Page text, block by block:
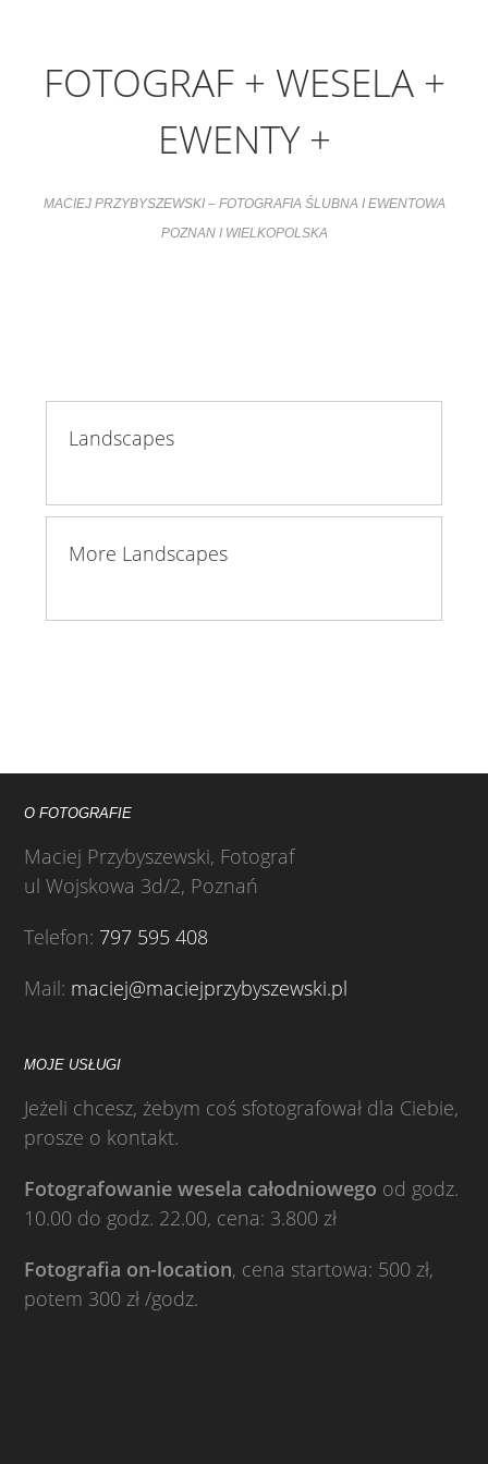
FOTOGRAF + WESELA +
EWENTY +
MACIEJ PRZYBYSZEWSKI – FOTOGRAFIA ŚLUBNA I EWENTOWA
POZNAN I WIELKOPOLSKA
Landscapes
More Landscapes
O FOTOGRAFIE
Maciej Przybyszewski, Fotograf
ul Wojskowa 3d/2, Poznań
Telefon: 797 595 408
Mail: maciej@maciejprzybyszewski.pl
MOJE USŁUGI
Jeżeli chcesz, żebym coś sfotografował dla Ciebie,
prosze o kontakt.
Fotografowanie wesela całodniowego od godz.
10.00 do godz. 22.00, cena: 3.800 zł
Fotografia on-location, cena startowa: 500 zł,
potem 300 zł /godz.